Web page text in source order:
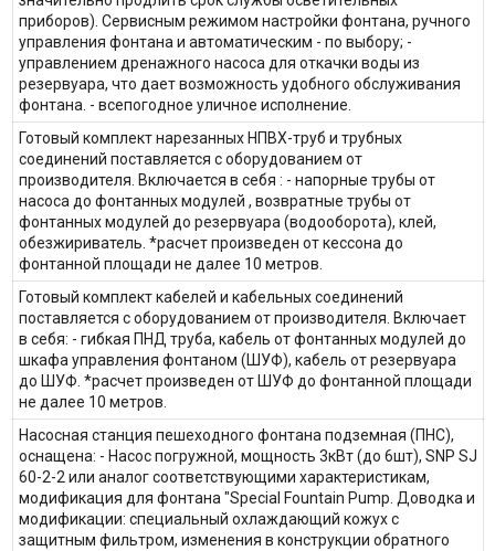
приборов). Сервисным режимом настройки фонтана, ручного
управления фонтана и автоматическим - по выбору; -
управлением дренажного насоса для откачки воды из
резервуара, что дает возможность удобного обслуживания
фонтана. - всепогодное уличное исполнение.
Готовый комплект нарезанных НПВХ-труб и трубных
соединений поставляется с оборудованием от
производителя. Включается в себя : - напорные трубы от
насоса до фонтанных модулей , возвратные трубы от
фонтанных модулей до резервуара (водооборота), клей,
обезжириватель. *расчет произведен от кессона до
фонтанной площади не далее 10 метров.
Готовый комплект кабелей и кабельных соединений
поставляется с оборудованием от производителя. Включает
в себя: - гибкая ПНД труба, кабель от фонтанных модулей до
шкафа управления фонтаном (ШУФ), кабель от резервуара
до ШУФ. *расчет произведен от ШУФ до фонтанной площади
не далее 10 метров.
Насосная станция пешеходного фонтана подземная (ПНС),
оснащена: - Насос погружной, мощность 3кВт (до 6шт), SNP SJ
60-2-2 или аналог соответствующими характеристикам,
модификация для фонтана "Special Fountain Pump. Доводка и
модификации: cпециальный охлаждающий кожух с
защитным фильтром, изменения в конструкции обратного